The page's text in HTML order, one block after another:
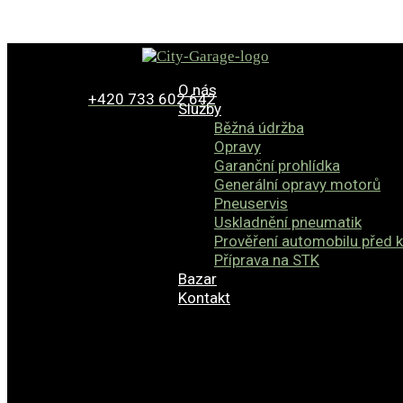
+420 733 602 642
O nás
Služby
Běžná údržba
Opravy
Garanční prohlídka
Generální opravy motorů
Pneuservis
Uskladnění pneumatik
Prověření automobilu před
Příprava na STK
Bazar
Kontakt